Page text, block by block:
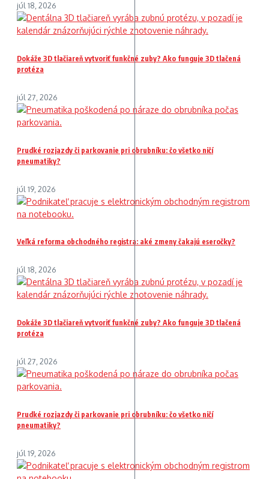
júl 18, 2026
Dokáže 3D tlačiareň vytvoriť funkčné zuby? Ako funguje 3D tlačená
protéza
júl 27, 2026
Prudké rozjazdy či parkovanie pri obrubníku: čo všetko ničí
pneumatiky?
júl 19, 2026
Veľká reforma obchodného registra: aké zmeny čakajú eseročky?
júl 18, 2026
Dokáže 3D tlačiareň vytvoriť funkčné zuby? Ako funguje 3D tlačená
protéza
júl 27, 2026
Prudké rozjazdy či parkovanie pri obrubníku: čo všetko ničí
pneumatiky?
júl 19, 2026